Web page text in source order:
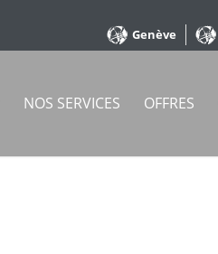
Genève
NOS SERVICES OFFRES